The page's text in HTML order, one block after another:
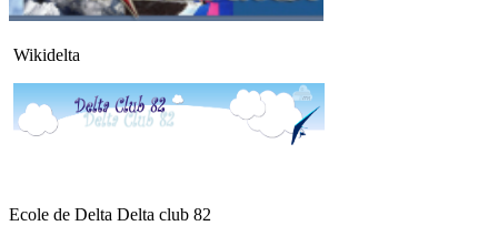
Wikidelta
Ecole de Delta Delta club 82